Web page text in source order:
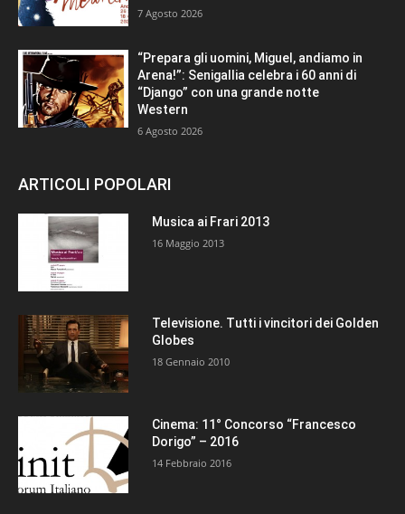
7 Agosto 2026
“Prepara gli uomini, Miguel, andiamo in
Arena!”: Senigallia celebra i 60 anni di
“Django” con una grande notte
Western
6 Agosto 2026
ARTICOLI POPOLARI
Musica ai Frari 2013
16 Maggio 2013
Televisione. Tutti i vincitori dei Golden
Globes
18 Gennaio 2010
Cinema: 11° Concorso “Francesco
Dorigo” – 2016
14 Febbraio 2016